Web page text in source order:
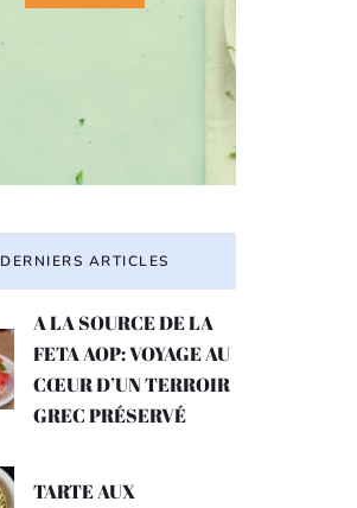
DERNIERS ARTICLES
A LA SOURCE DE LA
FETA AOP: VOYAGE AU
CŒUR D’UN TERROIR
GREC PRÉSERVÉ
TARTE AUX